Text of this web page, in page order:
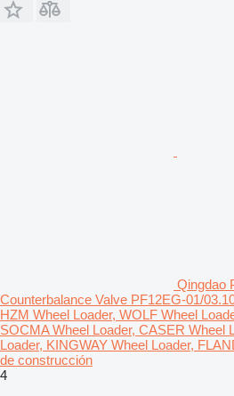
Qingdao
Counterbalance Valve PF12EG-01/
HZM Wheel Loader, WOLF Wheel
SOCMA Wheel Loader, CASER Wheel
Loader, KINGWAY Wheel Loader,
de construcción
4